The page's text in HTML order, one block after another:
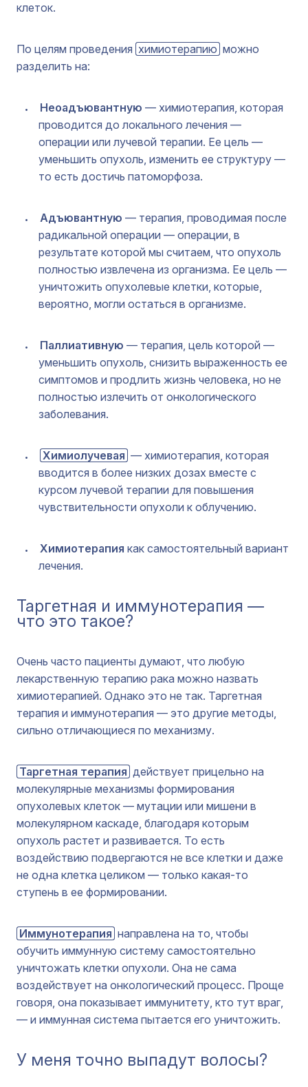
клеток.
По целям проведения химиотерапию можно
разделить на:
Неоадъювантную — химиотерапия, которая
проводится до локального лечения —
операции или лучевой терапии. Ее цель —
уменьшить опухоль, изменить ее структуру —
то есть достичь патоморфоза.
Адъювантную — терапия, проводимая после
радикальной операции — операции, в
результате которой мы считаем, что опухоль
полностью извлечена из организма. Ее цель —
уничтожить опухолевые клетки, которые,
вероятно, могли остаться в организме.
Паллиативную — терапия, цель которой —
уменьшить опухоль, снизить выраженность ее
симптомов и продлить жизнь человека, но не
полностью излечить от онкологического
заболевания.
Химиолучевая — химиотерапия, которая
вводится в более низких дозах вместе с
курсом лучевой терапии для повышения
чувствительности опухоли к облучению.
Химиотерапия как самостоятельный вариант
лечения.
Таргетная и иммунотерапия —
что это такое?
Очень часто пациенты думают, что любую
лекарственную терапию рака можно назвать
химиотерапией. Однако это не так. Таргетная
терапия и иммунотерапия — это другие методы,
сильно отличающиеся по механизму.
Таргетная терапия действует прицельно на
молекулярные механизмы формирования
опухолевых клеток — мутации или мишени в
молекулярном каскаде, благодаря которым
опухоль растет и развивается. То есть
воздействию подвергаются не все клетки и даже
не одна клетка целиком — только какая-то
ступень в ее формировании.
Иммунотерапия направлена на то, чтобы
обучить иммунную систему самостоятельно
уничтожать клетки опухоли. Она не сама
воздействует на онкологический процесс. Проще
говоря, она показывает иммунитету, кто тут враг,
— и иммунная система пытается его уничтожить.
У меня точно выпадут волосы?